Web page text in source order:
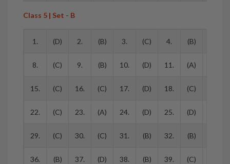
Class 5 | Set - B
1. (D) 2. (B) 3. (C) 4. (B)
8. (C) 9. (B) 10. (D) 11. (A)
15. (C) 16. (C) 17. (D) 18. (C)
22. (C) 23. (A) 24. (D) 25. (D)
29. (C) 30. (C) 31. (B) 32. (B)
36. (B) 37. (D) 38. (B) 39. (C)